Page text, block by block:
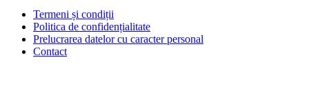
Termeni și condiții
Politica de confidențialitate
Prelucrarea datelor cu caracter personal
Contact